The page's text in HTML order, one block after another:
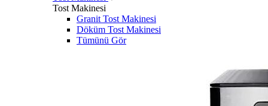
Tost Makinesi
Granit Tost Makinesi
Döküm Tost Makinesi
Tümünü Gör